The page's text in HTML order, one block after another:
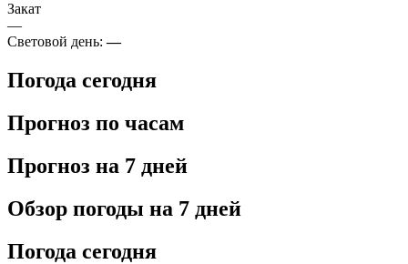
Закат
—
Световой день:—
Погода сегодня
Прогноз по часам
Прогноз на 7 дней
Обзор погоды на 7 дней
Погода сегодня